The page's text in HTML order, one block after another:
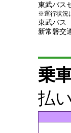
東武バス
※運行状況
東武バス
新常磐交
乗
払